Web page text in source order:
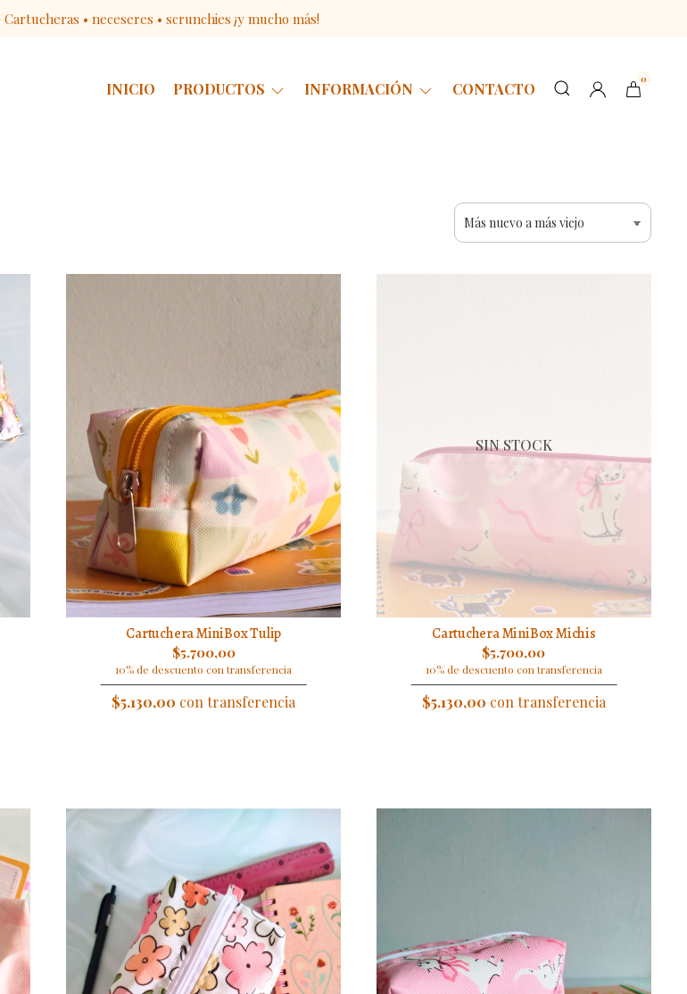
• neceseres • scrunchies ¡y mucho más!
INICIO PRODUCTOS INFORMACIÓN CONTACTO
0
Cartuchera MiniBox Tulip
$5.700,00
10% de descuento con transferencia
$5.130,00 con transferencia
SIN STOCK
Cartuchera MiniBox Michis
$5.700,00
10% de descuento con transferencia
$5.130,00 con transferencia